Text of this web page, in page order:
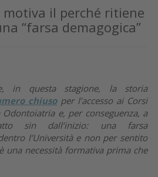
il perché ritiene
“farsa demagogica”
in questa stagione, la storia
chiusoper l’accesso ai Corsi
e, per conseguenza, a
sin dall’inizio: una farsa
l’Università e non per sentito
una necessità formativa prima che